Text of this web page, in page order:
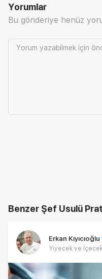
Yorumlar
Bu gönderiye henüz
Yorum yazabilmek için
Benzer Şef Usulü
Erkan Kıyıcıoğlu
Yiyecek ve